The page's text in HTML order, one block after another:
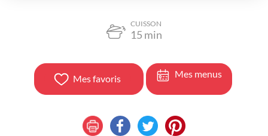
CUISSON
15 min
Mes favoris Mes menus